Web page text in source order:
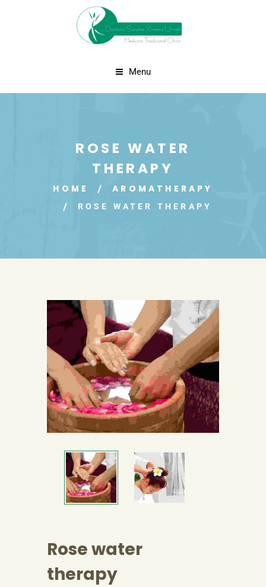
Menu
ROSE WATER
THERAPY
HOME AROMATHERAPY
ROSE WATER THERAPY
Rose water
therapy